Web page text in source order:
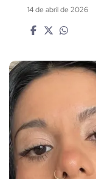
14 de abril de 2026